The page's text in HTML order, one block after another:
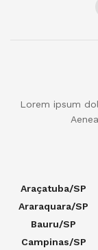
Lorem ipsum
Araçatuba/SP
Araraquara/SP
Bauru/SP
Campinas/SP